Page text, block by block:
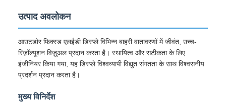
उत्पाद अवलोकन
आउटडोर फिक्स्ड एलईडी डिस्प्ले विभिन्न बाहरी वातावरणों में जीवंत, उच्च-
रिज़ॉल्यूशन विज़ुअल प्रदान करता है। स्थायित्व और सटीकता के लिए
इंजीनियर किया गया, यह डिस्प्ले विश्वव्यापी विद्युत संगतता के साथ विश्वसनीय
प्रदर्शन प्रदान करता है।
मुख्य विनिर्देश